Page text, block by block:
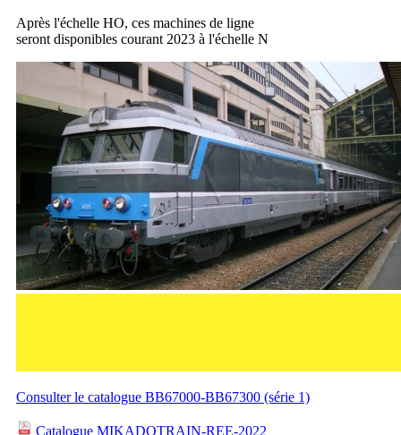
Après l'échelle HO, ces machines de ligne
seront disponibles courant 2023 à l'échelle N
Consulter le catalogue BB67000-BB67300 (série 1)
Catalogue MIKADOTRAIN-REE-2022